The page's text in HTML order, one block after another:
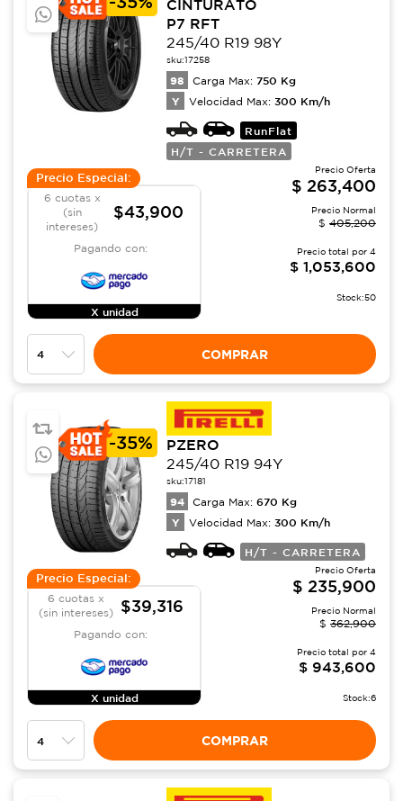
CINTURATO
P7 RFT
245/40 R19 98Y
sku:17258
98 Carga Max: 750 Kg
Y Velocidad Max: 300 Km/h
RunFlat
H/T - CARRETERA
Precio Especial:
6 cuotas x
(sin
intereses)
$43,900
Pagando con:
X unidad
Precio Oferta
$ 263,400
Precio Normal
$ 405,200
Precio total por 4
$ 1,053,600
Stock:50
COMPRAR
-35%
PZERO
245/40 R19 94Y
sku:17181
94 Carga Max: 670 Kg
Y Velocidad Max: 300 Km/h
H/T - CARRETERA
Precio Especial:
6 cuotas x
(sin intereses)
$39,316
Pagando con:
X unidad
Precio Oferta
$ 235,900
Precio Normal
$ 362,900
Precio total por 4
$ 943,600
Stock:6
COMPRAR